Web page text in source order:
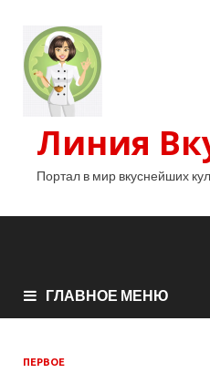
Линия
Портал в мир вкуснейших
ГЛАВНОЕ МЕНЮ
ПЕРВОЕ